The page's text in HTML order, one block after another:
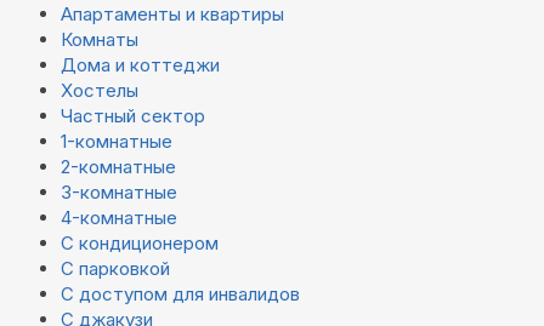
Апартаменты и квартиры
Комнаты
Дома и коттеджи
Хостелы
Частный сектор
1-комнатные
2-комнатные
3-комнатные
4-комнатные
С кондиционером
С парковкой
С доступом для инвалидов
С джакузи